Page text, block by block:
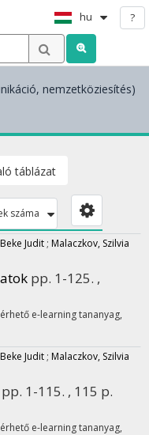
hu ?
nemzetköziesítés)
táblázat
száma
Judit ; Malaczkov, Szilvia
pp. 1-125. ,
e-learning tananyag,
Judit ; Malaczkov, Szilvia
pp. 1-115. , 115 p.
e-learning tananyag,